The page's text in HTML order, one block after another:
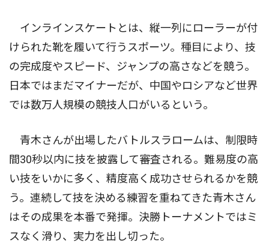
インラインスケートとは、縦一列にローラーが付
けられた靴を履いて行うスポーツ。種目により、技
の完成度やスピード、ジャンプの高さなどを競う。
日本ではまだマイナーだが、中国やロシアなど世界
では数万人規模の競技人口がいるという。
青木さんが出場したバトルスラロームは、制限時
間30秒以内に技を披露して審査される。難易度の高
い技をいかに多く、精度高く成功させられるかを競
う。連続して技を決める練習を重ねてきた青木さん
はその成果を本番で発揮。決勝トーナメントではミ
スなく滑り、実力を出し切った。